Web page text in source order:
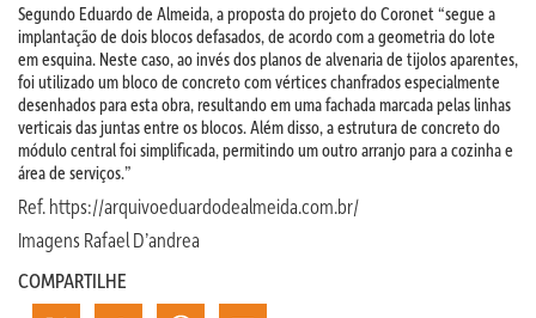
Segundo Eduardo de Almeida, a proposta do projeto do Coronet “segue a
implantação de dois blocos defasados, de acordo com a geometria do lote
em esquina. Neste caso, ao invés dos planos de alvenaria de tijolos aparentes,
foi utilizado um bloco de concreto com vértices chanfrados especialmente
desenhados para esta obra, resultando em uma fachada marcada pelas linhas
verticais das juntas entre os blocos. Além disso, a estrutura de concreto do
módulo central foi simplificada, permitindo um outro arranjo para a cozinha e
área de serviços.”
Ref. https://arquivoeduardodealmeida.com.br/
Imagens Rafael D’andrea
COMPARTILHE